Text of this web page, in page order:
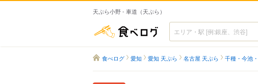
天ぷら小野 - 車道（天ぷら）
食べログ
食べログ 愛知 愛知 天ぷら 名古屋 天ぷら 千種・今池